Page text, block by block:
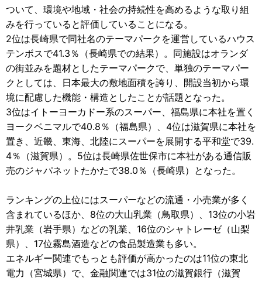
ついて、環境や地域・社会の持続性を高めるような取り組
みを行っていると評価していることになる。
2位は長崎県で同社名のテーマパークを運営しているハウス
テンボスで41.3％（長崎県での結果）。同施設はオランダ
の街並みを題材としたテーマパークで、単独のテーマパー
クとしては、日本最大の敷地面積を誇り、開設当初から環
境に配慮した機能・構造としたことが話題となった。
3位はイトーヨーカドー系のスーパー、福島県に本社を置く
ヨークベニマルで40.8％（福島県）、4位は滋賀県に本社を
置き、近畿、東海、北陸にスーパーを展開する平和堂で39.
4％（滋賀県）。5位は長崎県佐世保市に本社がある通信販
売のジャパネットたかたで38.0％（長崎県）となった。
ランキングの上位にはスーパーなどの流通・小売業が多く
含まれているほか、8位の大山乳業（鳥取県）、13位の小岩
井乳業（岩手県）などの乳業、16位のシャトレーゼ（山梨
県）、17位霧島酒造などの食品製造業も多い。
エネルギー関連でもっとも評価が高かったのは11位の東北
電力（宮城県）で、金融関連では31位の滋賀銀行（滋賀